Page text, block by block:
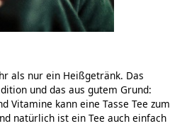
als nur ein Heißgetränk. Das
und das aus gutem Grund:
Vitamine kann eine Tasse Tee zum
natürlich ist ein Tee auch einfach